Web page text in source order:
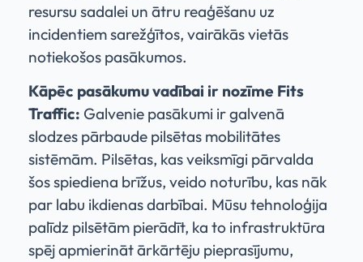
resursu sadalei un ātru reaģēšanu uz
incidentiem sarežģītos, vairākās vietās
notiekošos pasākumos.
Kāpēc pasākumu vadībai ir nozīme Fits
Traffic: Galvenie pasākumi ir galvenā
slodzes pārbaude pilsētas mobilitātes
sistēmām. Pilsētas, kas veiksmīgi pārvalda
šos spiediena brīžus, veido noturību, kas nāk
par labu ikdienas darbībai. Mūsu tehnoloģija
palīdz pilsētām pierādīt, ka to infrastruktūra
spēj apmierināt ārkārtēju pieprasījumu,